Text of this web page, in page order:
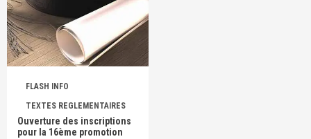
FLASH INFO
TEXTES REGLEMENTAIRES
Ouverture des inscriptions
pour la 16ème promotion